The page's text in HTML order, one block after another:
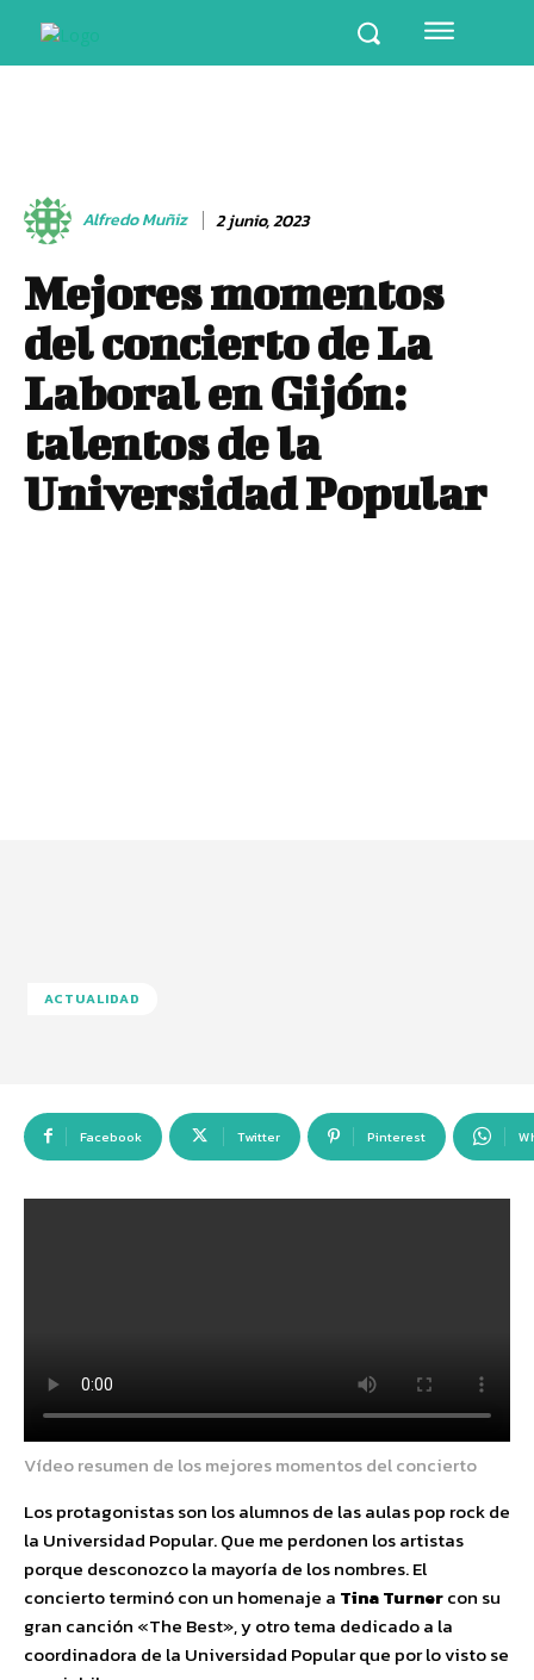
Alfredo Muñiz 2 junio, 2023
Mejores momentos
del concierto de La
Laboral en Gijón:
talentos de la
Universidad Popular
ACTUALIDAD
Facebook Twitter Pinterest
Vídeo resumen de los mejores momentos del concierto
Los protagonistas son los alumnos de las aulas pop rock de
la Universidad Popular. Que me perdonen los artistas
porque desconozco la mayoría de los nombres. El
concierto terminó con un homenaje a Tina Turnercon su
gran canción «The Best», y otro tema dedicado a la
coordinadora de la Universidad Popular que por lo visto se